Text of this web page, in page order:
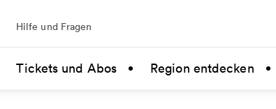
Hilfe und Fragen
Tickets und Abos Region entdecken